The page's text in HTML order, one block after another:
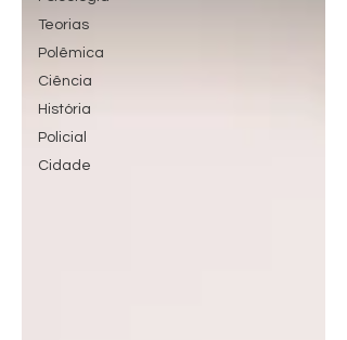
Teorias
Polêmica
Ciência
História
Policial
Cidade